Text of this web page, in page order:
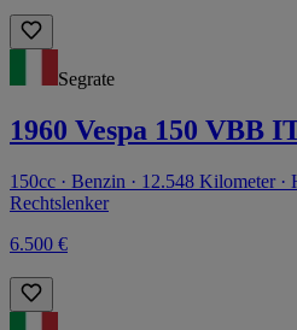
Segrate
1960 Vespa 150 VBB
150cc · Benzin · 12.548 Kilometer ·
Rechtslenker
6.500 €